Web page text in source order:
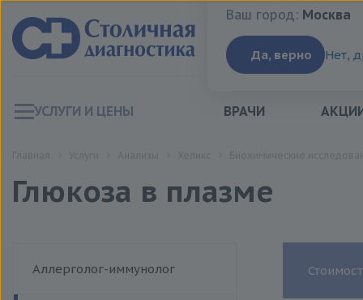
Ваш город:Москва
Ваш город: Москва
Да, верно Нет,
УСЛУГИ И ЦЕНЫ ВРАЧИ
Глюкоза в плазме
Аллерголог-иммунолог